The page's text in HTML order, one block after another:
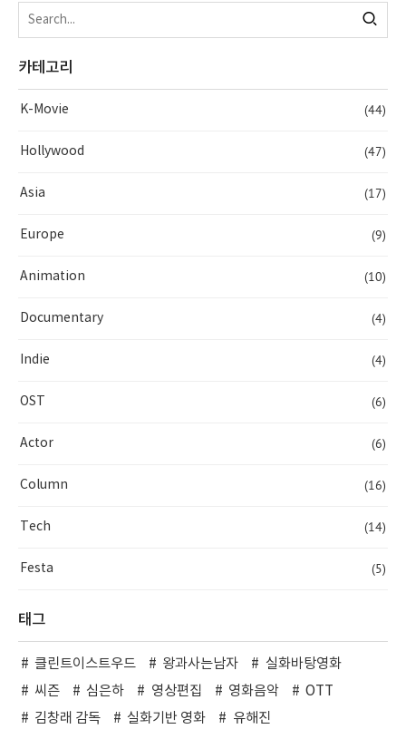
카테고리
K-Movie (44)
Hollywood (47)
Asia (17)
Europe (9)
Animation (10)
Documentary (4)
Indie (4)
OST (6)
Actor (6)
Column (16)
Tech (14)
Festa (5)
태그
클린트이스트우드 왕과사는남자
실화바탕영화
씨즌
심은하 영상편집 영화음악
OTT
김창래 감독
실화기반 영화
유해진